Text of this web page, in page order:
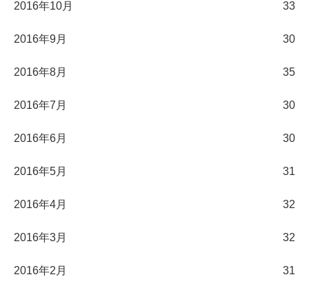
2016年10月 33
2016年9月 30
2016年8月 35
2016年7月 30
2016年6月 30
2016年5月 31
2016年4月 32
2016年3月 32
2016年2月 31